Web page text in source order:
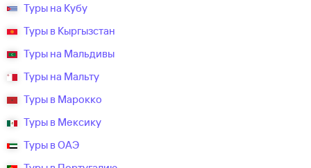
Туры на Кубу
Туры в Кыргызстан
Туры на Мальдивы
Туры на Мальту
Туры в Марокко
Туры в Мексику
Туры в ОАЭ